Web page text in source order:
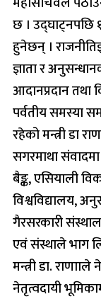
छ । उद्घाट्नपछि
हुनेछन् ।
ज्ञाता र
आदानप्रदान तथा
पर्वतीय समस्या
रहेको मन्त्री डा
सगरमाथा
बैङ्क, एसियाली
विश्वविद्यालय,
गैरसरकारी
एवं संस्थाले भाग
मन्त्री डा.
नेतृत्वदायी